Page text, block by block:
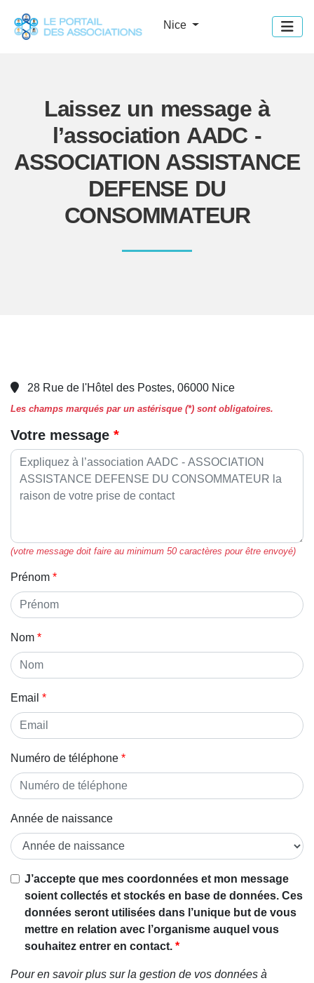
Nice
Laissez un message à
l’association AADC -
ASSOCIATION ASSISTANCE
DEFENSE DU
CONSOMMATEUR
28 Rue de l'Hôtel des Postes, 06000 Nice
Les champs marqués par un astérisque (*) sont obligatoires.
Votre message
(votre message doit faire au minimum 50 caractères pour être envoyé)
Prénom
Nom
Email
Numéro de téléphone
Année de naissance
J’accepte que mes coordonnées et mon message
soient collectés et stockés en base de données. Ces
données seront utilisées dans l’unique but de vous
mettre en relation avec l’organisme auquel vous
souhaitez entrer en contact.
Pour en savoir plus sur la gestion de vos données à